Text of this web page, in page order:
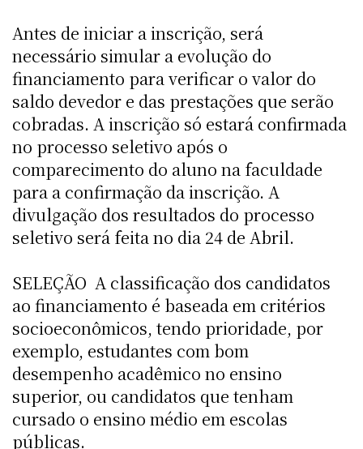
Antes de iniciar a inscrição, será
necessário simular a evolução do
financiamento para verificar o valor do
saldo devedor e das prestações que serão
cobradas. A inscrição só estará confirmada
no processo seletivo após o
comparecimento do aluno na faculdade
para a confirmação da inscrição. A
divulgação dos resultados do processo
seletivo será feita no dia 24 de Abril.
SELEÇÃO  A classificação dos candidatos
ao financiamento é baseada em critérios
socioeconômicos, tendo prioridade, por
exemplo, estudantes com bom
desempenho acadêmico no ensino
superior, ou candidatos que tenham
cursado o ensino médio em escolas
públicas.